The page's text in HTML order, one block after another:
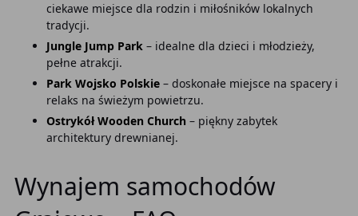
ciekawe miejsce dla rodzin i miłośników lokalnych
tradycji.
Jungle Jump Park– idealne dla dzieci i młodzieży,
pełne atrakcji.
Park Wojsko Polskie– doskonałe miejsce na spacery i
relaks na świeżym powietrzu.
Ostrykół Wooden Church – piękny zabytek
architektury drewnianej.
Wynajem samochodów